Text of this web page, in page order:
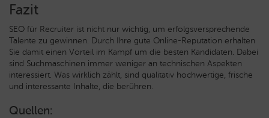
Fazit
SEO für Recruiter ist nicht nur wichtig, um erfolgsversprechende
Talente zu gewinnen. Durch Ihre gute Online-Reputation erhalten
Sie damit einen Vorteil im Kampf um die besten Kandidaten. Dabei
sind Suchmaschinen immer weniger an technischen Aspekten
interessiert. Was wirklich zählt, sind qualitativ hochwertige, frische
und interessante Inhalte, die berühren.
Quellen: